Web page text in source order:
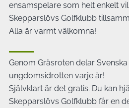
ensamspelare som helt enkelt
Skepparslövs Golfklubb
Alla är varmt välkomna!
Genom Gräsroten delar
ungdomsidrotten varje år!
Självklart är det gratis. Du kan
Skepparslövs Golfklubb får en